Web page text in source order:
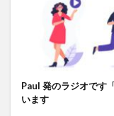
Paul 発のラジオです
います